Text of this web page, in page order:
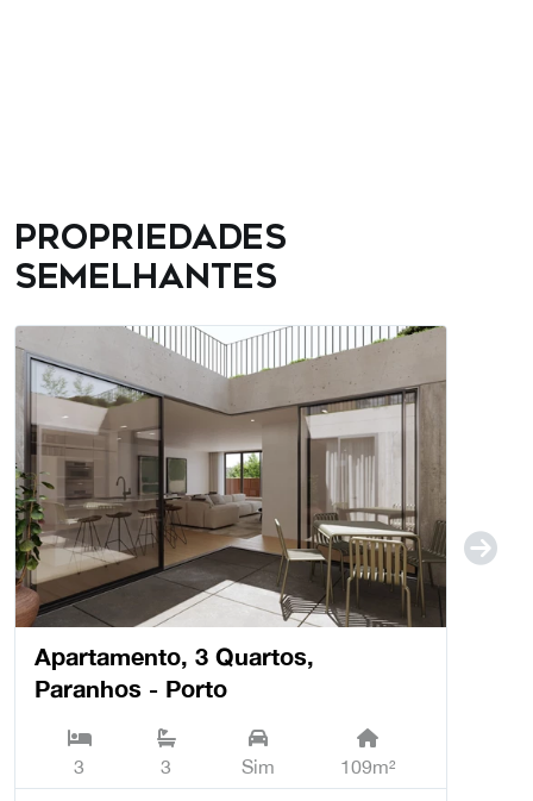
Propriedades
semelhantes
Apartamento, 3 Quartos,
Paranhos - Porto
3 3 Sim 109m²